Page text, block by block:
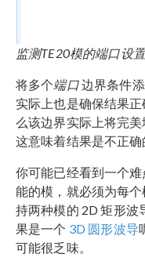
监测TE20模的端口设置
将多个端口边界条件添
实际上也是确保结果
么该边界实际上将完美
这意味着结果是不正确
你可能已经看到一个
能的模，就必须为每个
持两种模的 2D 矩形波
果是一个 3D 圆形波导
可能很乏味。